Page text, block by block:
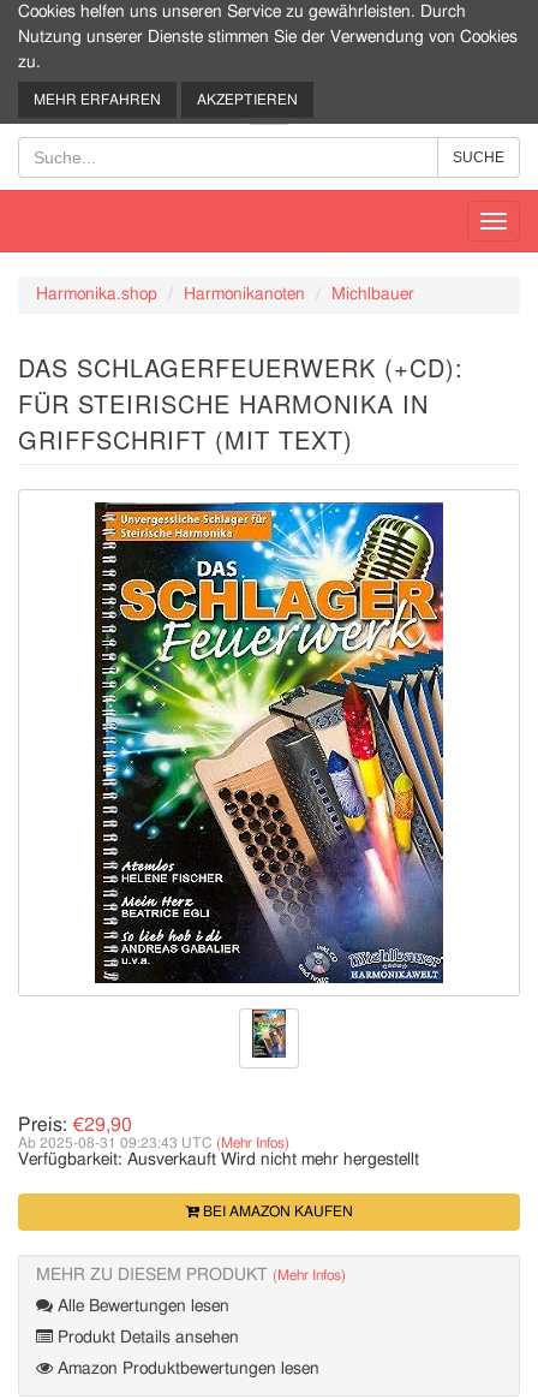
0
Harmonika.shop Harmonikanoten Michlbauer
DAS SCHLAGERFEUERWERK (+CD):
FÜR STEIRISCHE HARMONIKA IN
GRIFFSCHRIFT (MIT TEXT)
Preis: €29,90
Ab 2025-08-31 09:23:43 UTC (Mehr Infos)
Verfügbarkeit: Ausverkauft Wird nicht mehr hergestellt
BEI AMAZON KAUFEN
MEHR ZU DIESEM PRODUKT (Mehr Infos)
Alle Bewertungen lesen
Produkt Details ansehen
Amazon Produktbewertungen lesen
Cookies helfen uns unseren Service zu gewährleisten. Durch
Nutzung unserer Dienste stimmen Sie der Verwendung von Cookies
zu.
MEHR ERFAHREN AKZEPTIEREN